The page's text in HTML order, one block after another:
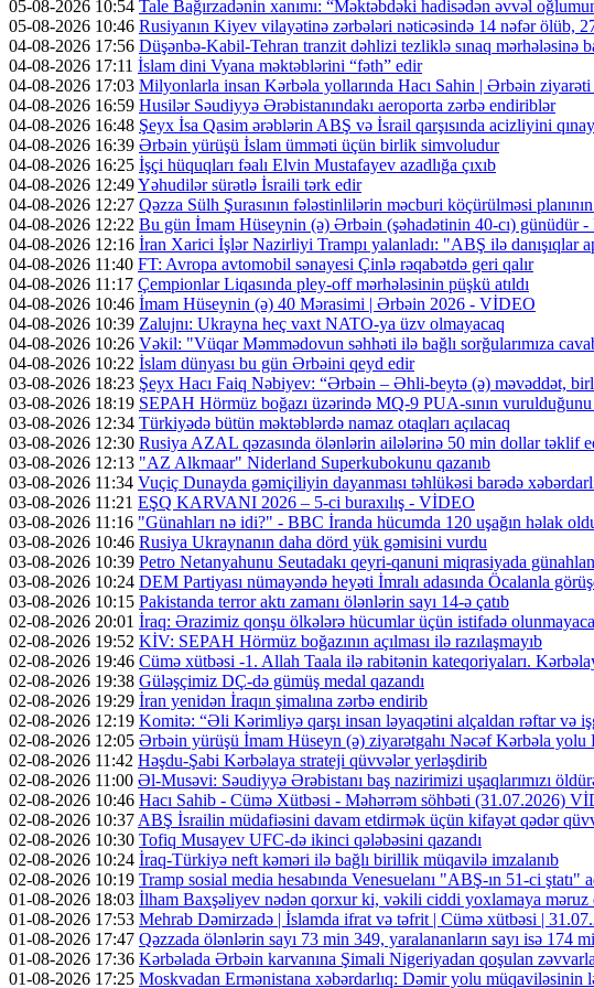
05-08-2026 10:54 Tale Bağırzadənin xanımı: “Məktəbdəki hadisədən əvvəl
05-08-2026 10:46 Rusiyanın Kiyev vilayətinə zərbələri nəticəsində 14 nəfər ölüb,
04-08-2026 17:56 Düşənbə-Kabil-Tehran tranzit dəhlizi tezliklə sınaq mərhələsinə
04-08-2026 17:11 İslam dini Vyana məktəblərini “fəth” edir
04-08-2026 17:03 Milyonlarla insan Kərbəla yollarında Hacı Sahin | Ərbəin
04-08-2026 16:59 Husilər Səudiyyə Ərəbistanındakı aeroporta zərbə endiriblər
04-08-2026 16:48 Şeyx İsa Qasim ərəblərin ABŞ və İsrail qarşısında acizliyini
04-08-2026 16:39 Ərbəin yürüşü İslam ümməti üçün birlik simvoludur
04-08-2026 16:25 İşçi hüquqları fəalı Elvin Mustafayev azadlığa çıxıb
04-08-2026 12:49Yəhudilər sürətlə İsraili tərk edir
04-08-2026 12:27 Qəzza Sülh Şurasının fələstinlilərin məcburi köçürülməsi
04-08-2026 12:22 Bu gün İmam Hüseynin (ə) Ərbəin (şəhadətinin 40-cı) günüdür
04-08-2026 12:16 İran Xarici İşlər Nazirliyi Trampı yalanladı: "ABŞ ilə danışıqlar
04-08-2026 11:40 FT: Avropa avtomobil sənayesi Çinlə rəqabətdə geri qalır
04-08-2026 11:17 Çempionlar Liqasında pley-off mərhələsinin püşkü atıldı
04-08-2026 10:46 İmam Hüseynin (ə) 40 Mərasimi | Ərbəin 2026 - VİDEO
04-08-2026 10:39 Zalujnı: Ukrayna heç vaxt NATO-ya üzv olmayacaq
04-08-2026 10:26 Vəkil: "Vüqar Məmmədovun səhhəti ilə bağlı sorğularımıza
04-08-2026 10:22 İslam dünyası bu gün Ərbəini qeyd edir
03-08-2026 18:23 Şeyx Hacı Faiq Nəbiyev: “Ərbəin – Əhli-beytə (ə) məvəddət,
03-08-2026 18:19 SEPAH Hörmüz boğazı üzərində MQ-9 PUA-sının
03-08-2026 12:34 Türkiyədə bütün məktəblərdə namaz otaqları açılacaq
03-08-2026 12:30 Rusiya AZAL qəzasında ölənlərin ailələrinə 50 min dollar təklif
03-08-2026 12:13 "AZ Alkmaar" Niderland Superkubokunu qazanıb
03-08-2026 11:34 Vuçiç Dunayda gəmiçiliyin dayanması təhlükəsi barədə
03-08-2026 11:21 EŞQ KARVANI 2026 – 5-ci buraxılış - VİDEO
03-08-2026 11:16 "Günahları nə idi?" - BBC İranda hücumda 120 uşağın həlak
03-08-2026 10:46 Rusiya Ukraynanın daha dörd yük gəmisini vurdu
03-08-2026 10:39 Petro Netanyahunu Seutadakı qeyri-qanuni miqrasiyada
03-08-2026 10:24 DEM Partiyası nümayəndə heyəti İmralı adasında Öcalanla
03-08-2026 10:15 Pakistanda terror aktı zamanı ölənlərin sayı 14-ə çatıb
02-08-2026 20:01 İraq: Ərazimiz qonşu ölkələrə hücumlar üçün istifadə
02-08-2026 19:52 KİV: SEPAH Hörmüz boğazının açılması ilə razılaşmayıb
02-08-2026 19:46 Cümə xütbəsi -1. Allah Taala ilə rabitənin kateqoriyaları.
02-08-2026 19:38 Güləşçimiz DÇ-də gümüş medal qazandı
02-08-2026 19:29 İran yenidən İraqın şimalına zərbə endirib
02-08-2026 12:19 Komitə: “Əli Kərimliyə qarşı insan ləyaqətini alçaldan rəftar və
02-08-2026 12:05 Ərbəin yürüşü İmam Hüseyn (ə) ziyarətgahı Nəcəf Kərbəla yolu
02-08-2026 11:42 Həşdu-Şabi Kərbəlaya strateji qüvvələr yerləşdirib
02-08-2026 11:00 Əl-Musəvi: Səudiyyə Ərəbistanı baş nazirimizi uşaqlarımızı
02-08-2026 10:46 Hacı Sahib - Cümə Xütbəsi - Məhərrəm söhbəti (31.07.2026)
02-08-2026 10:37 ABŞ İsrailin müdafiəsini davam etdirmək üçün kifayət qədər
02-08-2026 10:30 Tofiq Musayev UFC-də ikinci qələbəsini qazandı
02-08-2026 10:24 İraq-Türkiyə neft kəməri ilə bağlı birillik müqavilə imzalanıb
02-08-2026 10:19 Tramp sosial media hesabında Venesuelanı "ABŞ-ın 51-ci ştatı"
01-08-2026 18:03 İlham Baxşəliyev nədən qorxur ki, vəkili ciddi yoxlamaya məruz
01-08-2026 17:53 Mehrab Dəmirzadə | İslamda ifrat və təfrit | Cümə xütbəsi |
01-08-2026 17:47 Qəzzada ölənlərin sayı 73 min 349, yaralananların sayı isə 174
01-08-2026 17:36 Kərbəlada Ərbəin karvanına Şimali Nigeriyadan qoşulan
01-08-2026 17:25 Moskvadan Ermənistana xəbərdarlıq: Dəmir yolu müqaviləsinin